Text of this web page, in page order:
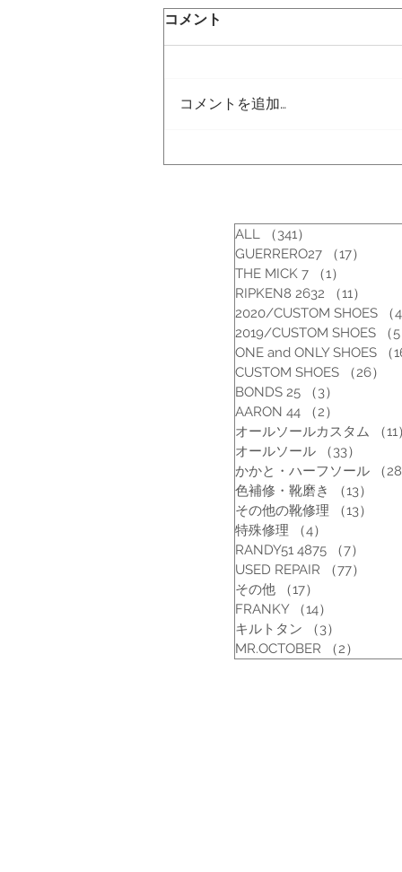
コメント
コメントを追加…
ALL （341）
GUERRERO27
（17）
THE MICK 7
（1）
RIPKEN8 2632
（11）
2020/CUSTOM SHOES
（
2019/CUSTOM SHOES
（5
ONE and ONLY SHOES
（
CUSTOM SHOES
（26）
BONDS 25
（3）
AARON 44
（2）
オールソールカスタム
（11）
オールソール
（33）
かかと・ハーフソール
（28
色補修・靴磨き
（13）
その他の靴修理
（13）
特殊修理
（4）
RANDY51 4875
（7）
USED REPAIR
（77）
その他
（17）
FRANKY
（14）
キルトタン
（3）
MR.OCTOBER
（2）